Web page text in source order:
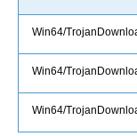
Win64/
Win64/
Win64/